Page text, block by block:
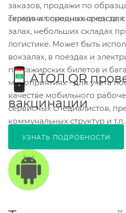
заказов, продажи по
склада и основных средств,
Терминал предназначен
залах, небольших складах
логистике. Может быть
вокзалах, в поездах и
пассажирских билетов и
мероприятиях - для учета
качестве мобильного
сервисных специалистов,
коммунальных структур и т.п.
АТОЛ.QR
вакцинации
УЗНАТЬ ПОДРОБНОСТИ